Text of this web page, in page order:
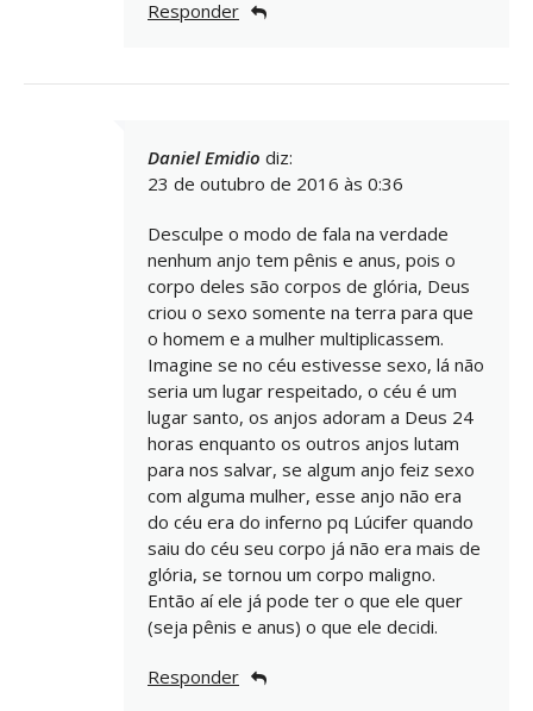
Responder
Daniel Emidio diz:
23 de outubro de 2016 às 0:36
Desculpe o modo de fala na verdade
nenhum anjo tem pênis e anus, pois o
corpo deles são corpos de glória, Deus
criou o sexo somente na terra para que
o homem e a mulher multiplicassem.
Imagine se no céu estivesse sexo, lá não
seria um lugar respeitado, o céu é um
lugar santo, os anjos adoram a Deus 24
horas enquanto os outros anjos lutam
para nos salvar, se algum anjo feiz sexo
com alguma mulher, esse anjo não era
do céu era do inferno pq Lúcifer quando
saiu do céu seu corpo já não era mais de
glória, se tornou um corpo maligno.
Então aí ele já pode ter o que ele quer
(seja pênis e anus) o que ele decidi.
Responder